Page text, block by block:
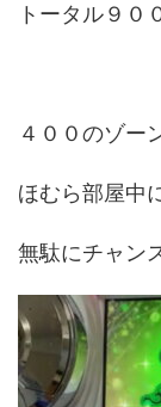
トータル９
４００のゾー
ほむら部屋中
無駄にチャン